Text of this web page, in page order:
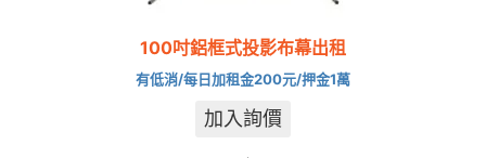
100吋鋁框式投影布幕出租
有低消/每日加租金200元/押金1萬
加入詢價